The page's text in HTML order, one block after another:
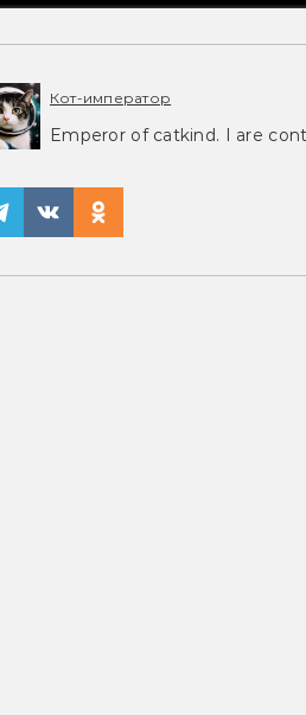
Кот-император
Emperor of catkind. I are